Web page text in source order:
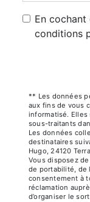
En
conditions
** Les données
aux fins de vous
informatisé.
sous-traitants
Les données
destinataires
Hugo, 24120
Vous disposez
de portabilité, de
consentement à
réclamation
d’organiser le